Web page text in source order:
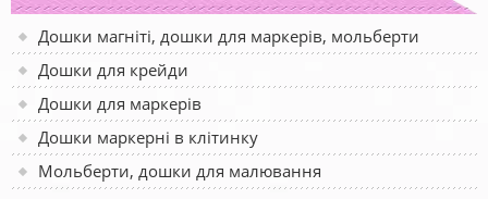
Дошки магніті, дошки для маркерів, мольберти
Дошки для крейди
Дошки для маркерів
Дошки маркерні в клітинку
Мольберти, дошки для малювання